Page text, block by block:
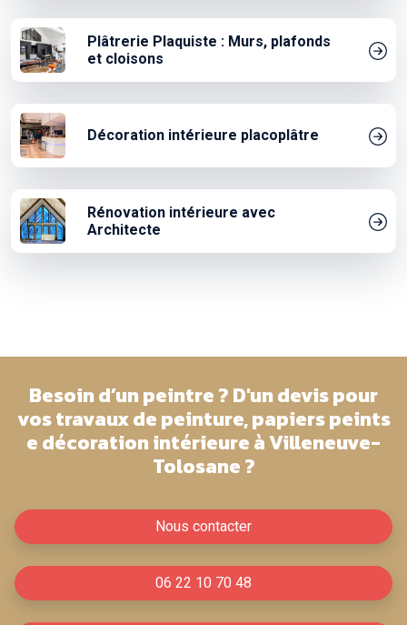
Plâtrerie Plaquiste : Murs, plafonds
et cloisons
Décoration intérieure placoplâtre
Rénovation intérieure avec
Architecte
Besoin d’un peintre ? D'un devis pour
vos travaux de peinture, papiers peints
e décoration intérieure à Villeneuve-
Tolosane ?
Nous contacter
06 22 10 70 48